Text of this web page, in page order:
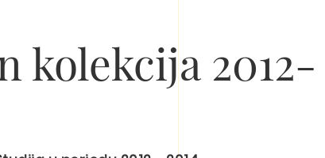
kolekcija 2012-